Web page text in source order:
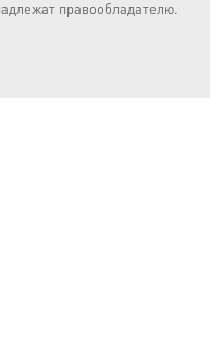
правообладателю.